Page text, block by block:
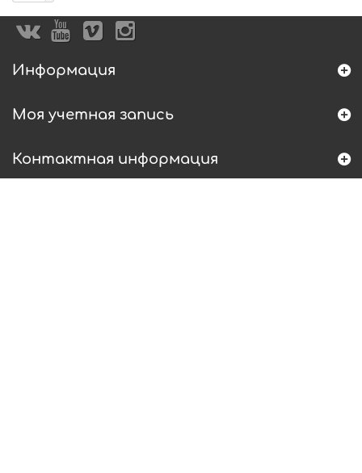
Информация
Моя учетная запись
Контактная информация